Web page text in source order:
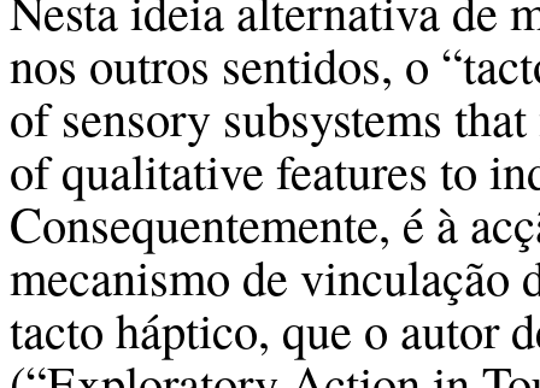
nos outros sentidos, o
of sensory subsystems
of qualitative features to
Consequentemente, é à
mecanismo de vinculação
tacto háptico, que o autor